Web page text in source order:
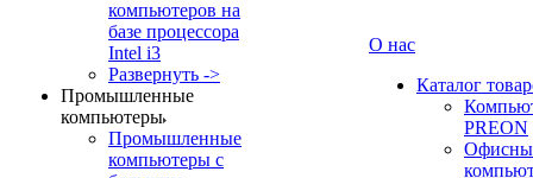
компьютеров на
базе процессора
Intel i3
Развернуть ->
Промышленные
компьютеры
Промышленные
компьютеры с
О нас
Каталог
PREON